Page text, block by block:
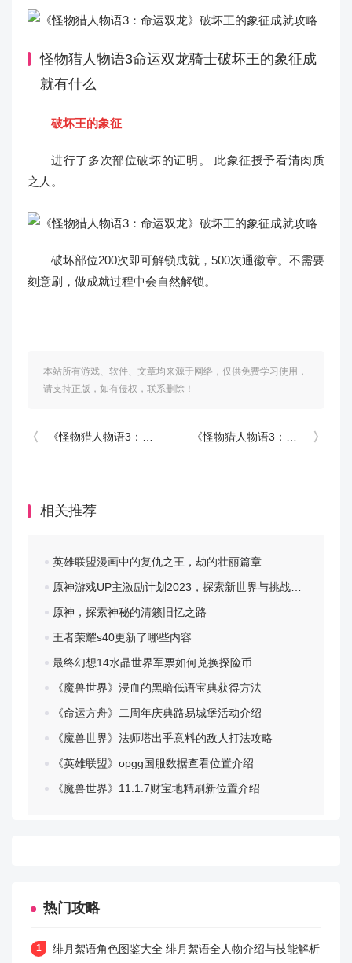
怪物猎人物语3命运双龙骑士破坏王的象征成
就有什么
破坏王的象征
进行了多次部位破坏的证明。 此象征授予看清肉质
之人。
破坏部位200次即可解锁成就，500次通徽章。不需要
刻意刷，做成就过程中会自然解锁。
本站所有游戏、软件、文章均来源于网络，仅供免费学习使用，
请支持正版，如有侵权，联系删除！
《怪物猎人物语3：命运双龙》合作之盾成就攻略 《怪物猎人物语3：命运双龙》对决者之盾成就攻略
相关推荐
英雄联盟漫画中的复仇之王，劫的壮丽篇章
原神游戏UP主激励计划2023，探索新世界与挑战自我
原神，探索神秘的清籁旧忆之路
王者荣耀s40更新了哪些内容
最终幻想14水晶世界军票如何兑换探险币
《魔兽世界》浸血的黑暗低语宝典获得方法
《命运方舟》二周年庆典路易城堡活动介绍
《魔兽世界》法师塔出乎意料的敌人打法攻略
《英雄联盟》opgg国服数据查看位置介绍
《魔兽世界》11.1.7财宝地精刷新位置介绍
热门攻略
绯月絮语角色图鉴大全 绯月絮语全人物介绍与技能解析